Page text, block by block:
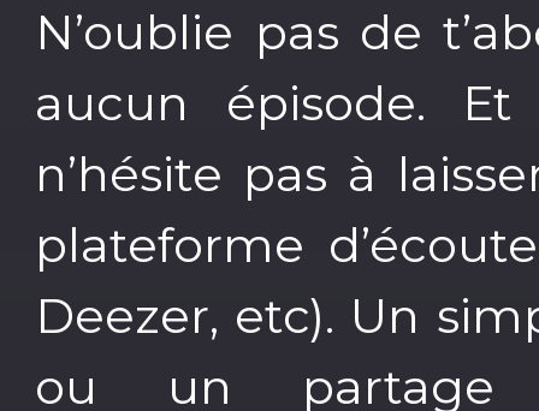
N’oublie pas de
aucun épisode.
n’hésite pas à
plateforme
Deezer, etc). Un
ou un partage